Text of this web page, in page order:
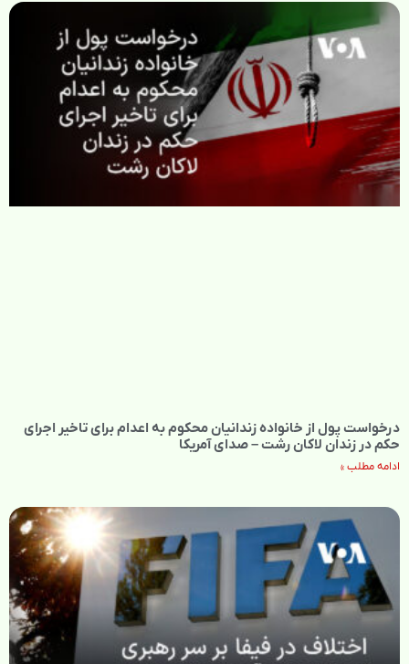
درخواست پول از خانواده زندانیان محکوم به‌ اعدام برای تاخیر اجرای
حکم در زندان لاکان رشت – صدای آمریکا
ادامه مطلب »